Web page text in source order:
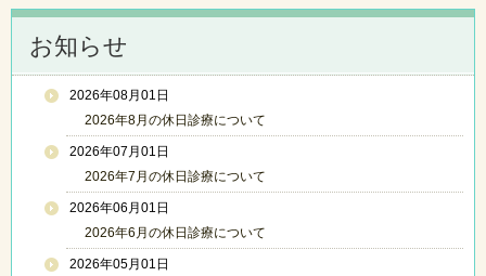
お知らせ
2026年08月01日
2026年8月の休日診療について
2026年07月01日
2026年7月の休日診療について
2026年06月01日
2026年6月の休日診療について
2026年05月01日